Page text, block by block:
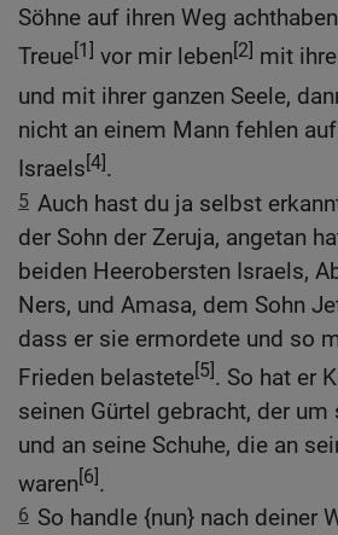
Söhne auf ihren Weg
Treue[1] vor mir leben[2] mit
und mit ihrer ganzen Seele,
nicht an einem Mann fehlen
Israels[4].
5 Auch hast du ja selbst
der Sohn der Zeruja, angetan
beiden Heerobersten Israels,
Ners, und Amasa, dem Sohn
dass er sie ermordete und so
Frieden belastete[5]. So hat er
seinen Gürtel gebracht, der um
und an seine Schuhe, die an
waren[6].
6 So handle {nun} nach deiner